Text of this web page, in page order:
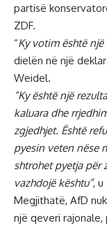
partisë
ZDF.
“Ky votim është
dielën në një
Weidel.
“Ky është një
kaluara dhe
zgjedhjet. Është
pyesin veten nëse
shtrohet pyetja për
vazhdojë kështu”, u
Megjithatë, AfD
një qeveri